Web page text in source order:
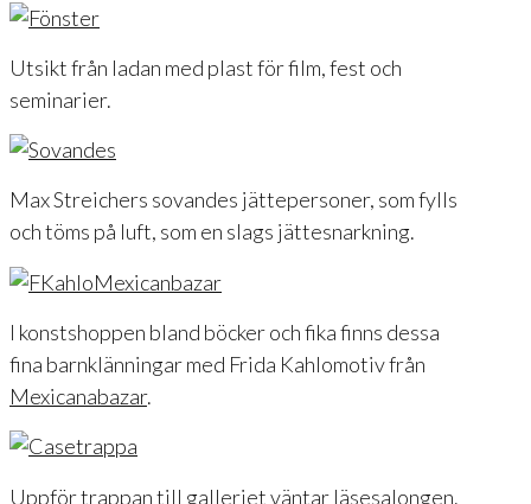
Utsikt från ladan med plast för film, fest och
seminarier.
Max Streichers sovandes jättepersoner, som fylls
och töms på luft, som en slags jättesnarkning.
I konstshoppen bland böcker och fika finns dessa
fina barnklänningar med Frida Kahlomotiv från
Mexicanabazar.
Uppför trappan till galleriet väntar läsesalongen.